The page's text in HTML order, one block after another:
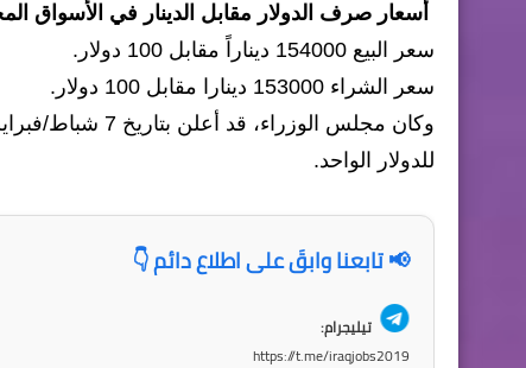
أسعار صرف الدولار مقابل الدينار في الأسواق المحلية
سعر البيع 154000 ديناراً مقابل 100 دولار.
سعر الشراء 153000 دينارا مقابل 100 دولار.
للدولار الواحد.
📢 تابعنا وابقَ على اطلاع دائم 👇
تيليجرام:
https://t.me/iraqjobs2019